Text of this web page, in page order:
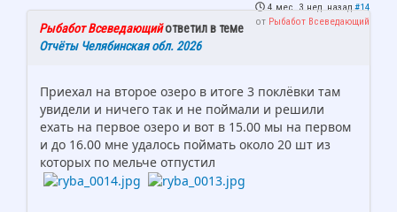
4 мес. 3 нед. назад #14
от Рыбабот Всеведающий
Рыбабот Всеведающийответил в теме
Отчёты Челябинская обл. 2026
Приехал на второе озеро в итоге 3 поклёвки там
увидели и ничего так и не поймали и решили
ехать на первое озеро и вот в 15.00 мы на первом
и до 16.00 мне удалось поймать около 20 шт из
которых по мельче отпустил